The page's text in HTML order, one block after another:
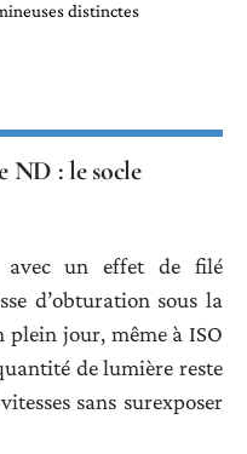
distinctes
ND : le socle
avec un effet de filé
d’obturation sous la
plein jour, même à ISO
de lumière reste
sans surexposer